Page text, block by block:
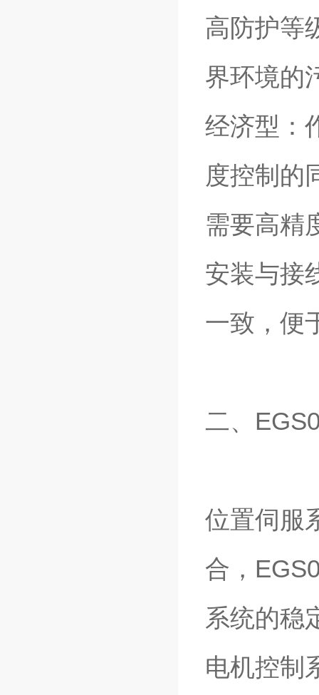
高防护等
界环境的
经济型：
度控制的
需要高精
安装与接
一致，便
二、
位置伺服
合，
系统的稳
电机控制